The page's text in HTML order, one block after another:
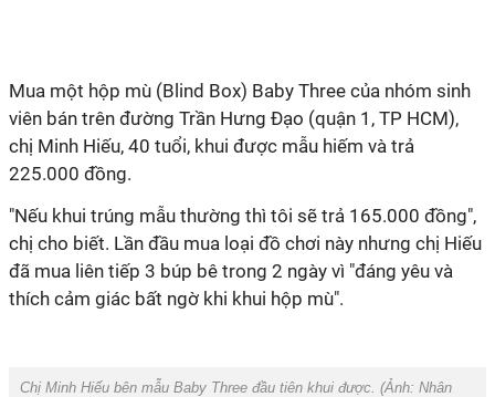
Mua một hộp mù (Blind Box) Baby Three của nhóm sinh
viên bán trên đường Trần Hưng Đạo (quận 1, TP HCM),
chị Minh Hiếu, 40 tuổi, khui được mẫu hiếm và trả
225.000 đồng.
"Nếu khui trúng mẫu thường thì tôi sẽ trả 165.000 đồng",
chị cho biết. Lần đầu mua loại đồ chơi này nhưng chị Hiếu
đã mua liên tiếp 3 búp bê trong 2 ngày vì "đáng yêu và
thích cảm giác bất ngờ khi khui hộp mù".
Chị Minh Hiếu bên mẫu Baby Three đầu tiên khui được. (Ảnh: Nhân